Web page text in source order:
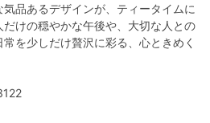
品あるデザインが、ティータイムに
けの穏やかな午後や、大切な人との
を少しだけ贅沢に彩る、心ときめく